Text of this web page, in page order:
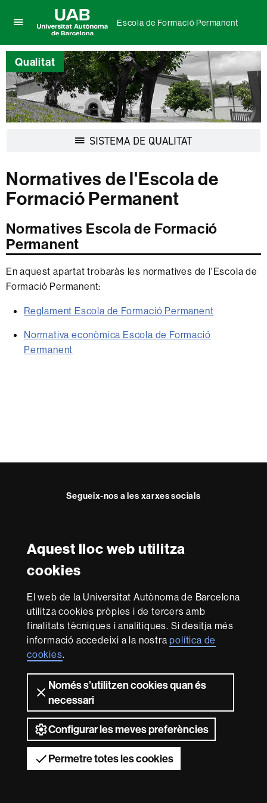
Aquest lloc web utilitza
cookies
El web de la Universitat Autònoma de Barcelona
utilitza cookies pròpies i de tercers amb
finalitats tècniques i analítiques. Si desitja més
informació accedeixi a la nostrapolítica de
cookies.
Només s’utilitzen cookies quan és
necessari
Configurar les meves preferències
Permetre totes les cookies
per
desplegar
el
menú
de
Escola
de
Universitat
Autònoma
de
Barcelona
Escola de Formació Permanent
Qualitat
SISTEMA DE QUALITATDesplegar
Normatives de l'Escola de
Formació Permanent
Normatives Escola de Formació
Permanent
En aquest apartat trobaràs les normatives de l'Escola de
Formació Permanent:
Reglament Escola de Formació Permanent
Normativa econòmica Escola de Formació
Permanent
Segueix-nos a les xarxes socials
Reconeixement internacional de l'excel·lència
in
Research
-
Euraxess
Amb el finançament de
Sobre
aquest
web
Avís legal
web Accessibilitat web Mapa del web UAB
2026 Universitat Autònoma de Barcelona